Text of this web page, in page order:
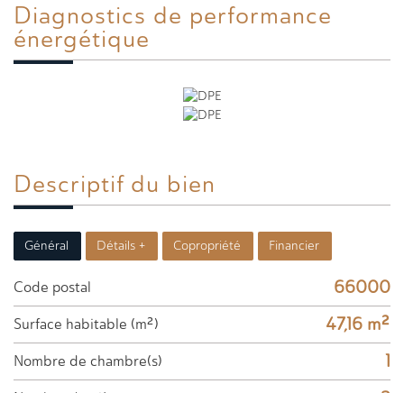
Diagnostics de performance
énergétique
Descriptif du bien
Général Détails + Copropriété Financier
Code postal 66000
Surface habitable (m²) 47,16 m²
Nombre de chambre(s) 1